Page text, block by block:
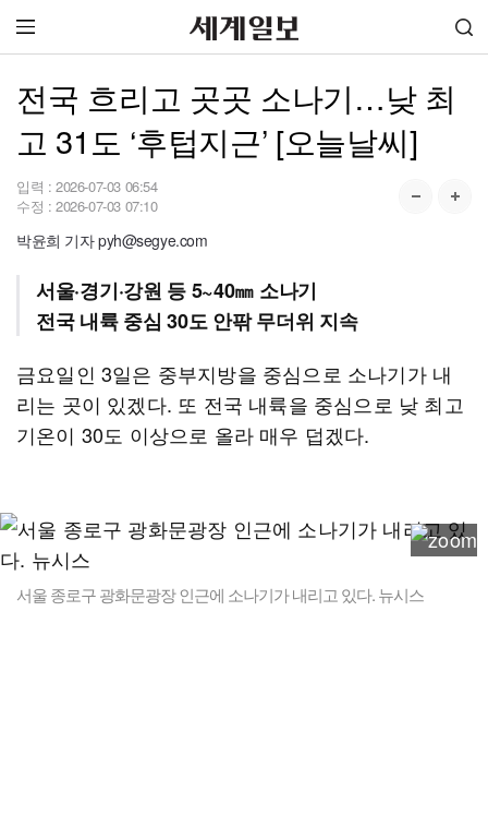
전국 흐리고 곳곳 소나기…낮 최
고 31도 ‘후텁지근’ [오늘날씨]
입력 : 2026-07-03 06:54
수정 : 2026-07-03 07:10
박윤희 기자 pyh@segye.com
서울·경기·강원 등 5~40㎜ 소나기
전국 내륙 중심 30도 안팎 무더위 지속
금요일인 3일은 중부지방을 중심으로 소나기가 내
리는 곳이 있겠다. 또 전국 내륙을 중심으로 낮 최고
기온이 30도 이상으로 올라 매우 덥겠다.
서울 종로구 광화문광장 인근에 소나기가 내리고 있다. 뉴시스